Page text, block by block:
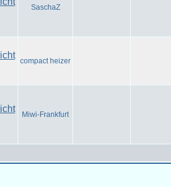
SaschaZ
compact heizer
Miwi-Frankfurt